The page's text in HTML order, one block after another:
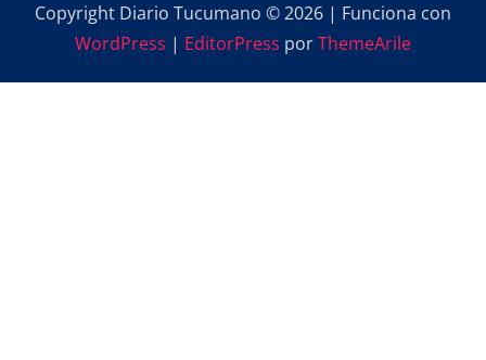
Copyright Diario Tucumano © 2026 | Funciona con
WordPress | EditorPress porThemeArile